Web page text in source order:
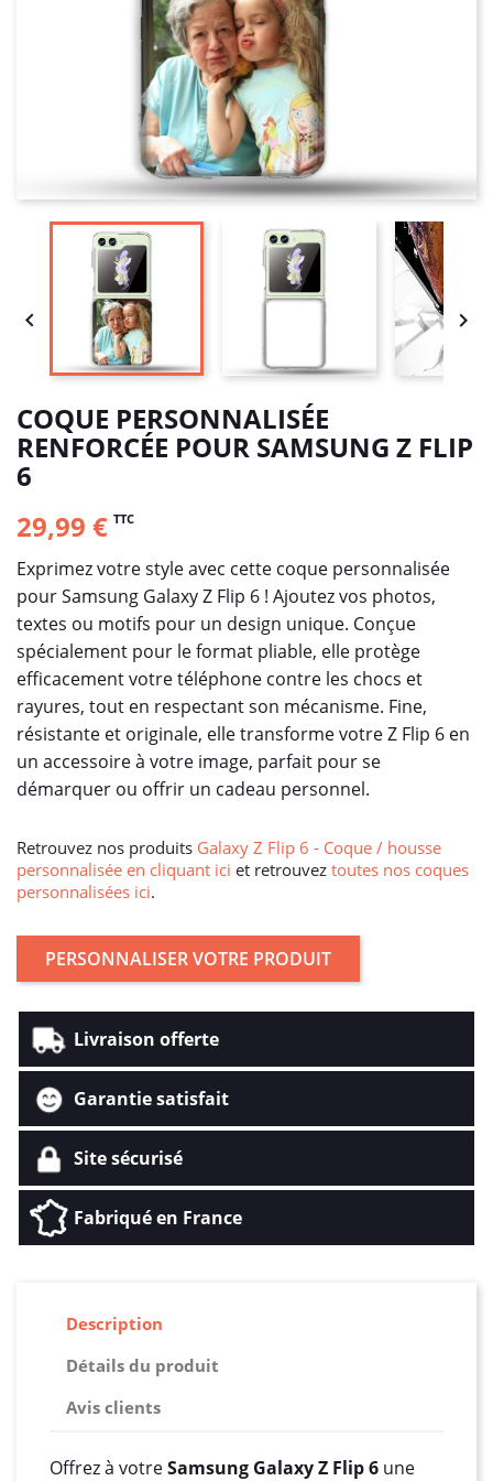
 
COQUE PERSONNALISÉE
RENFORCÉE POUR SAMSUNG Z FLIP
6
29,99 € TTC
Exprimez votre style avec cette coque personnalisée
pour Samsung Galaxy Z Flip 6 ! Ajoutez vos photos,
textes ou motifs pour un design unique. Conçue
spécialement pour le format pliable, elle protège
efficacement votre téléphone contre les chocs et
rayures, tout en respectant son mécanisme. Fine,
résistante et originale, elle transforme votre Z Flip 6 en
un accessoire à votre image, parfait pour se
démarquer ou offrir un cadeau personnel.
Retrouvez nos produits Galaxy Z Flip 6 - Coque / housse
personnalisée en cliquant ici et retrouvez toutes nos coques
personnalisées ici.
PERSONNALISER VOTRE PRODUIT
Livraison offerte
Garantie satisfait
Site sécurisé
Fabriqué en France
Description
Détails du produit
Avis clients
Offrez à votreSamsung Galaxy Z Flip 6 une